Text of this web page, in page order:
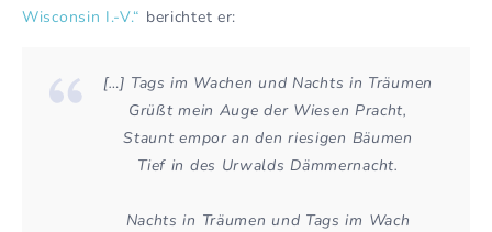
Wisconsin I.-V.“ berichtet er:
[…] Tags im Wachen und Nachts in Träumen
Grüßt mein Auge der Wiesen Pracht,
Staunt empor an den riesigen Bäumen
Tief in des Urwalds Dämmernacht.
Nachts in Träumen und Tags im Wach